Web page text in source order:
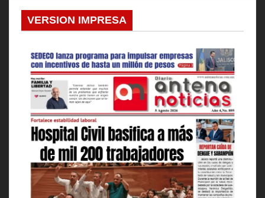
VERSION IMPRESA